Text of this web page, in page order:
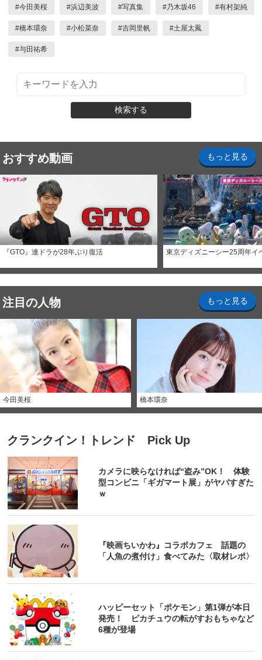
#今田美桜 #浜辺美波 #写真集 #乃木坂46 #有村架純
#橋本環奈 #小松菜奈 #吉岡里帆 #土屋太鳳
#与田祐希
検索する
おすすめ動画 もっと見る
『GTO』連ドラが28年ぶり復活 東京ディズニーシー25周年イ
注目の人物 もっと見る
今田美桜 橋本環奈
クランクイン！トレンド Pick Up
カメラに映らなければ“盗み”OK！ 体験
型コンビニ「ギガマート展」がヤバすぎた
ｗ
『映画ちいかわ』コラボカフェ 話題の
「人魚の煮付け」食べてみた〈取材レポ〉
ハッピーセット「ポケモン」第1弾が本日
発売！ ピカチュウの転がすおもちゃなど
6種が登場